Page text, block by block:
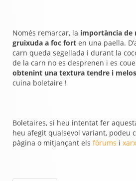
Només remarcar, la importància de
gruixuda a foc fort en una paella.
carn queda segellada i durant la
de la carn no es desprenen i es
obtenint una textura tendre i
cuina boletaire !
Boletaires, si heu intentat fer
heu afegit qualsevol variant, podeu
pàgina o mitjançant els fòrums i